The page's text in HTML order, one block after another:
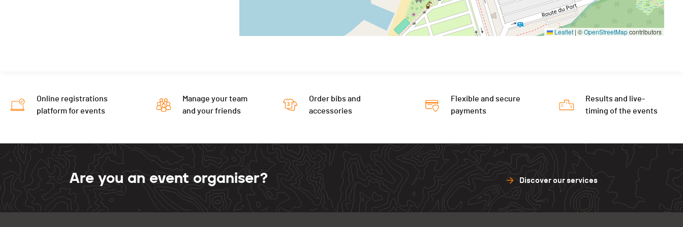
Leaflet | ©OpenStreetMapcontributors
Online registrations
platform for events
Manage your team
and your friends
Order bibs and
accessories
Flexible and secure
payments
Results and live-
timing of the events
Are you an event organiser? Discover our services